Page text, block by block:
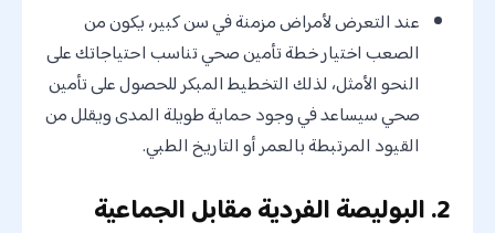
عند التعرض لأمراض مزمنة في سن كبير، يكون من
الصعب اختيار خطة تأمين صحي تناسب احتياجاتك على
النحو الأمثل، لذلك التخطيط المبكر للحصول على تأمين
صحي سيساعد في وجود حماية طويلة المدى ويقلل من
القيود المرتبطة بالعمر أو التاريخ الطبي.
2. البوليصة الفردية مقابل الجماعية